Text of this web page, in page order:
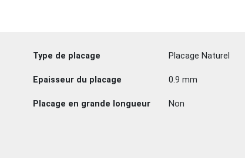
Type de placage Placage Naturel
Epaisseur du placage 0.9 mm
Placage en grande longueur Non